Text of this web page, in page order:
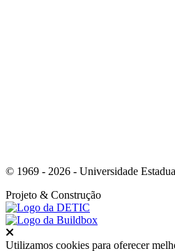
© 1969 - 2026 - Universidade
Projeto & Construção
Utilizamos cookies para oferecer